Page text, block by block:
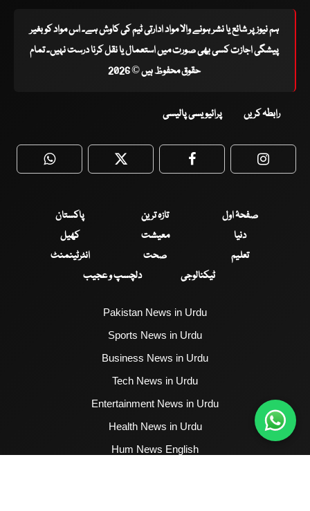
ہم نیوز پر شائع یا نشر ہونے والا مواد ادارتی ٹیم کی کاوش ہے۔ اس مواد کو بغیر
پیشگی اجازت کسی بھی صورت میں استعمال یا نقل کرنا درست نہیں۔ تمام
حقوق محفوظ ہیں © 2026
رابطہ کریں پرائیویسی پالیسی
WhatsApp Twitter Facebook
صفحۂ اول تازہ ترین
پاکستان
دنیا
معیشت
کھیل
تعلیم
صحت
انٹرٹینمنٹ
ٹیکنالوجی
دلچسپ و عجیب
Pakistan News in Urdu
Sports News in Urdu
Business News in Urdu
Tech News in Urdu
Entertainment News in Urdu
Health News in Urdu
Hum News English